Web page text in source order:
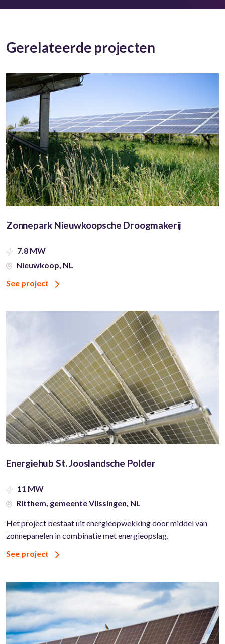
Gerelateerde projecten
Zonnepark Nieuwkoopsche Droogmakerij
7.8 MW
Nieuwkoop, NL
See project
Energiehub St. Jooslandsche Polder
11 MW
Ritthem, gemeente Vlissingen, NL
Het project bestaat uit energieopwekking door middel van
zonnepanelen in combinatie met energieopslag.
See project